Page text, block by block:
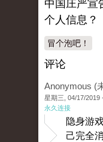
中国庄严宣
个人信息？
冒个泡吧！
评论
Anonymous (
星期三, 04/17/2019
永久连接
隐身游
己完全